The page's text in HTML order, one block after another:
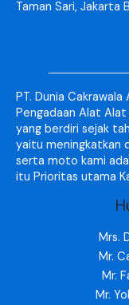
Taman Sari, Jakarta
PT. Dunia
Pengadaan Alat
yang berdiri sejak
yaitu meningkatkan
serta moto kami
itu Prioritas utama
Mrs.
Mr.
Mr.
Mr.